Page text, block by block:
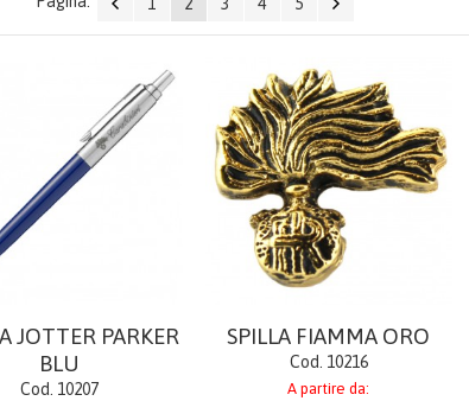
JOTTER PARKER
BLU
Cod. 10207
SPILLA FIAMMA ORO
Cod. 10216
A partire da: